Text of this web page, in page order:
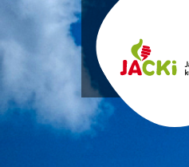
VSTUPENKY